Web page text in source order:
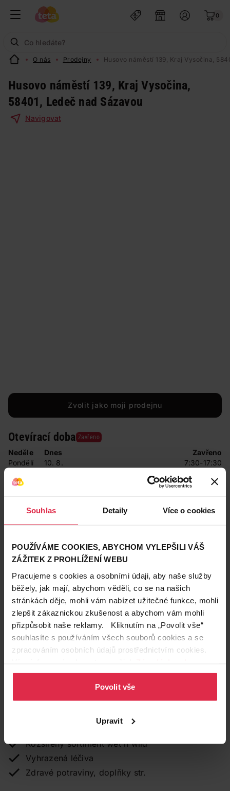
Souhlas Detaily Více o cookies
POUŽÍVÁME COOKIES, ABYCHOM VYLEPŠILI VÁŠ
ZÁŽITEK Z PROHLÍŽENÍ WEBU
Pracujeme s cookies a osobními údaji, aby naše služby
běžely, jak mají, abychom věděli, co se na našich
stránkách děje, mohli vám nabízet užitečné funkce, mohli
zlepšit zákaznickou zkušenost a abychom vám mohli
přizpůsobit naše reklamy. Kliknutím na „Povolit vše“
souhlasíte s používáním všech souborů cookies a se
zpracováním osobních údajů prostřednictvím cookies.
osobních údajů.
Povolit vše
Upravit
0
O nás Prodejny Husovo náměstí 139, Kraj Vysočina,
Husovo náměstí 139, Kraj Vysočina,
58401, Ledeč nad Sázavou
Navigovat
Zvolit jako moji prodejnu
Otevírací doba Zavřeno
Neděle Dnes
Zavřeno
Pondělí
10. 8.
7:30-17:30
Středa
7:30-17:30
Sobota
15. 8.
7:30-11:30
Neděle
16. 8.
Úterý
18. 8. 7:30-17:30
Prodávající
Teta drogerie a lékárny ČR s.r.o.
Kontakty
734 176 612
2612@drogerieteta.cz
Služby na prodejně
Expresní Klikni a vyzvedni
Výdejní místo pro TETA E-shop
Rozšířený sortiment wet n wild
Vyhrazená léčiva
Zdravé potraviny, doplňky str.